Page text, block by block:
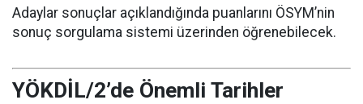
Adaylar sonuçlar açıklandığında puanlarını ÖSYM’nin
sonuç sorgulama sistemi üzerinden öğrenebilecek.
YÖKDİL/2’de Önemli Tarihler